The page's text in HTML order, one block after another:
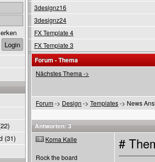
3designz16
3designz24
FX Template 4
FX Template 3
Forum - Thema
Nächstes Thema ->
Forum-> Design -> Templates-> News
Antworten: 3
Koma Kalle
Rock the board
#
(31)